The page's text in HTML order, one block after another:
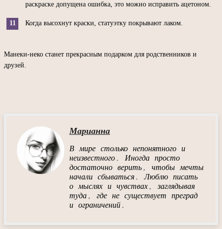
раскраске допущена ошибка, это можно исправить ацетоном.
Когда высохнут краски, статуэтку покрывают лаком.
Манеки-неко станет прекрасным подарком для родственников и
друзей.
Марианна
В мире столько непонятного и
неизвестного. Иногда просто
достаточно верить, чтобы мечты
начали сбываться. Люблю писать
о мыслях и чувствах, заглядывая
туда, где не существует преград
и ограничений.